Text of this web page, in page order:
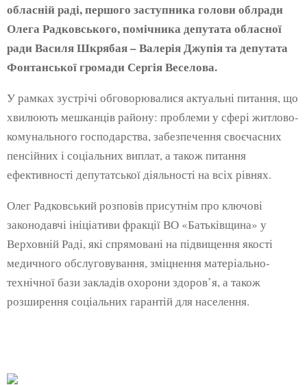
обласній раді, першого заступника голови облради
Олега Радковського, помічника депутата обласної
ради Василя Шкрябая – Валерія Джупія та депутата
Фонтанської громади Сергія Веселова.
У рамках зустрічі обговорювалися актуальні питання, що
хвилюють мешканців району: проблеми у сфері житлово-
комунального господарства, забезпечення своєчасних
пенсійних і соціальних виплат, а також питання
ефективності депутатської діяльності на всіх рівнях.
Олег Радковський розповів присутнім про ключові
законодавчі ініціативи фракції ВО «Батьківщина» у
Верховній Раді, які спрямовані на підвищення якості
медичного обслуговування, зміцнення матеріально-
технічної бази закладів охорони здоров’я, а також
розширення соціальних гарантій для населення.